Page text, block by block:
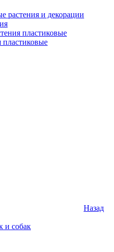
растения и декорации
пластиковые
пластиковые
Назад
и собак